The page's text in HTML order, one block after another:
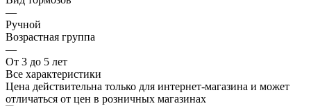
—
Ручной
Возрастная группа
—
От 3 до 5 лет
Все характеристики
Цена действительна только для интернет-магазина и может
отличаться от цен в розничных магазинах